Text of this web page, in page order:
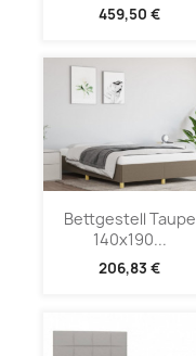
459,50 €
Bettgestell Taupe
140x190...
206,83 €